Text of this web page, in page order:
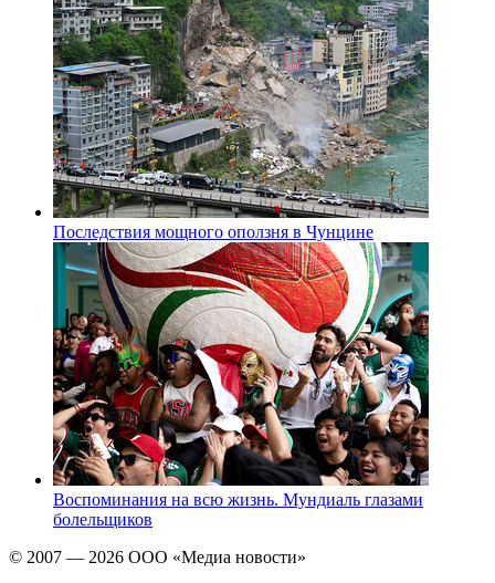
Последствия мощного оползня в Чунцине
Воспоминания на всю жизнь. Мундиаль глазами
болельщиков
© 2007 — 2026 ООО «Медиа новости»